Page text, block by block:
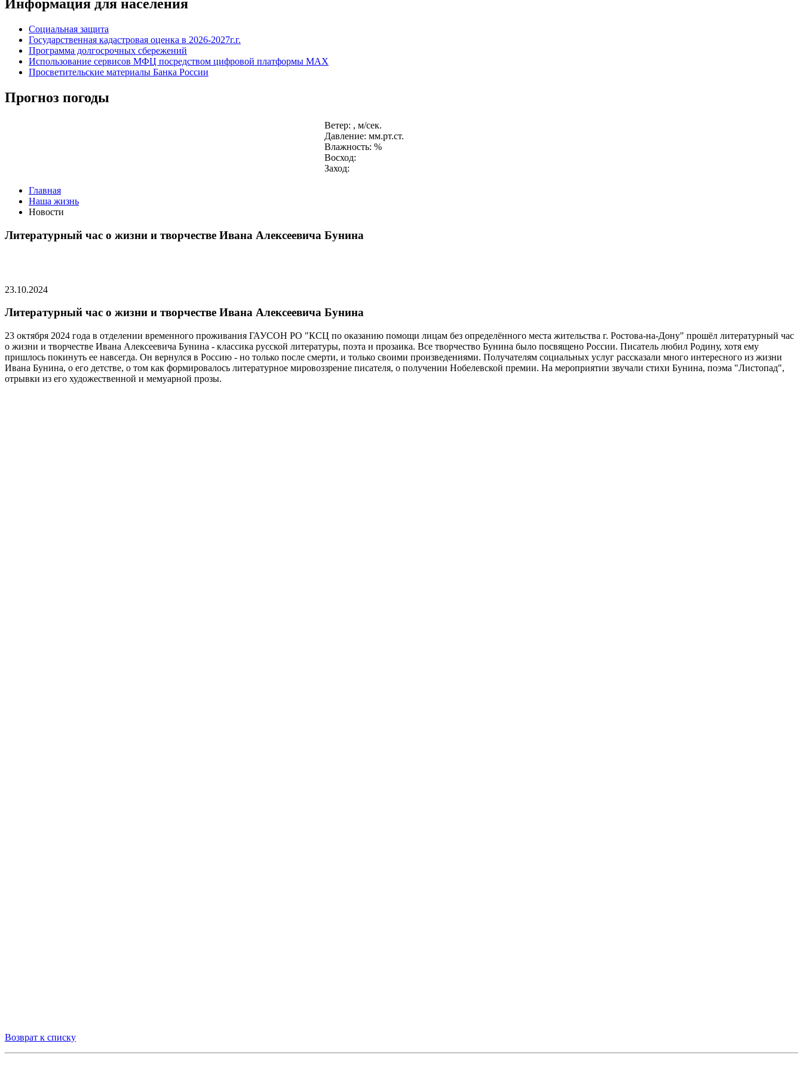
Информация для населения
Социальная защита
Государственная кадастровая оценка в 2026-2027г.г.
Программа долгосрочных сбережений
Использование сервисов МФЦ посредством цифровой платформы MAX
Просветительские материалы Банка России
Прогноз погоды
Ветер: , м/сек.
Давление: мм.рт.ст.
Влажность: %
Восход:
Заход:
Главная
Наша жизнь
Новости
Литературный час о жизни и творчестве Ивана Алексеевича Бунина
23.10.2024
Литературный час о жизни и творчестве Ивана Алексеевича Бунина
23 октября 2024 года в отделении временного проживания ГАУСОН РО "КСЦ по оказанию помощи лицам без определённого места жительства г. Ростова-на-Дону" прошёл литературный час
о жизни и творчестве Ивана Алексеевича Бунина - классика русской литературы, поэта и прозаика. Все творчество Бунина было посвящено России. Писатель любил Родину, хотя ему
пришлось покинуть ее навсегда. Он вернулся в Россию - но только после смерти, и только своими произведениями. Получателям социальных услуг рассказали много интересного из жизни
Ивана Бунина, о его детстве, о том как формировалось литературное мировоззрение писателя, о получении Нобелевской премии. На мероприятии звучали стихи Бунина, поэма "Листопад",
отрывки из его художественной и мемуарной прозы.
Возврат к списку